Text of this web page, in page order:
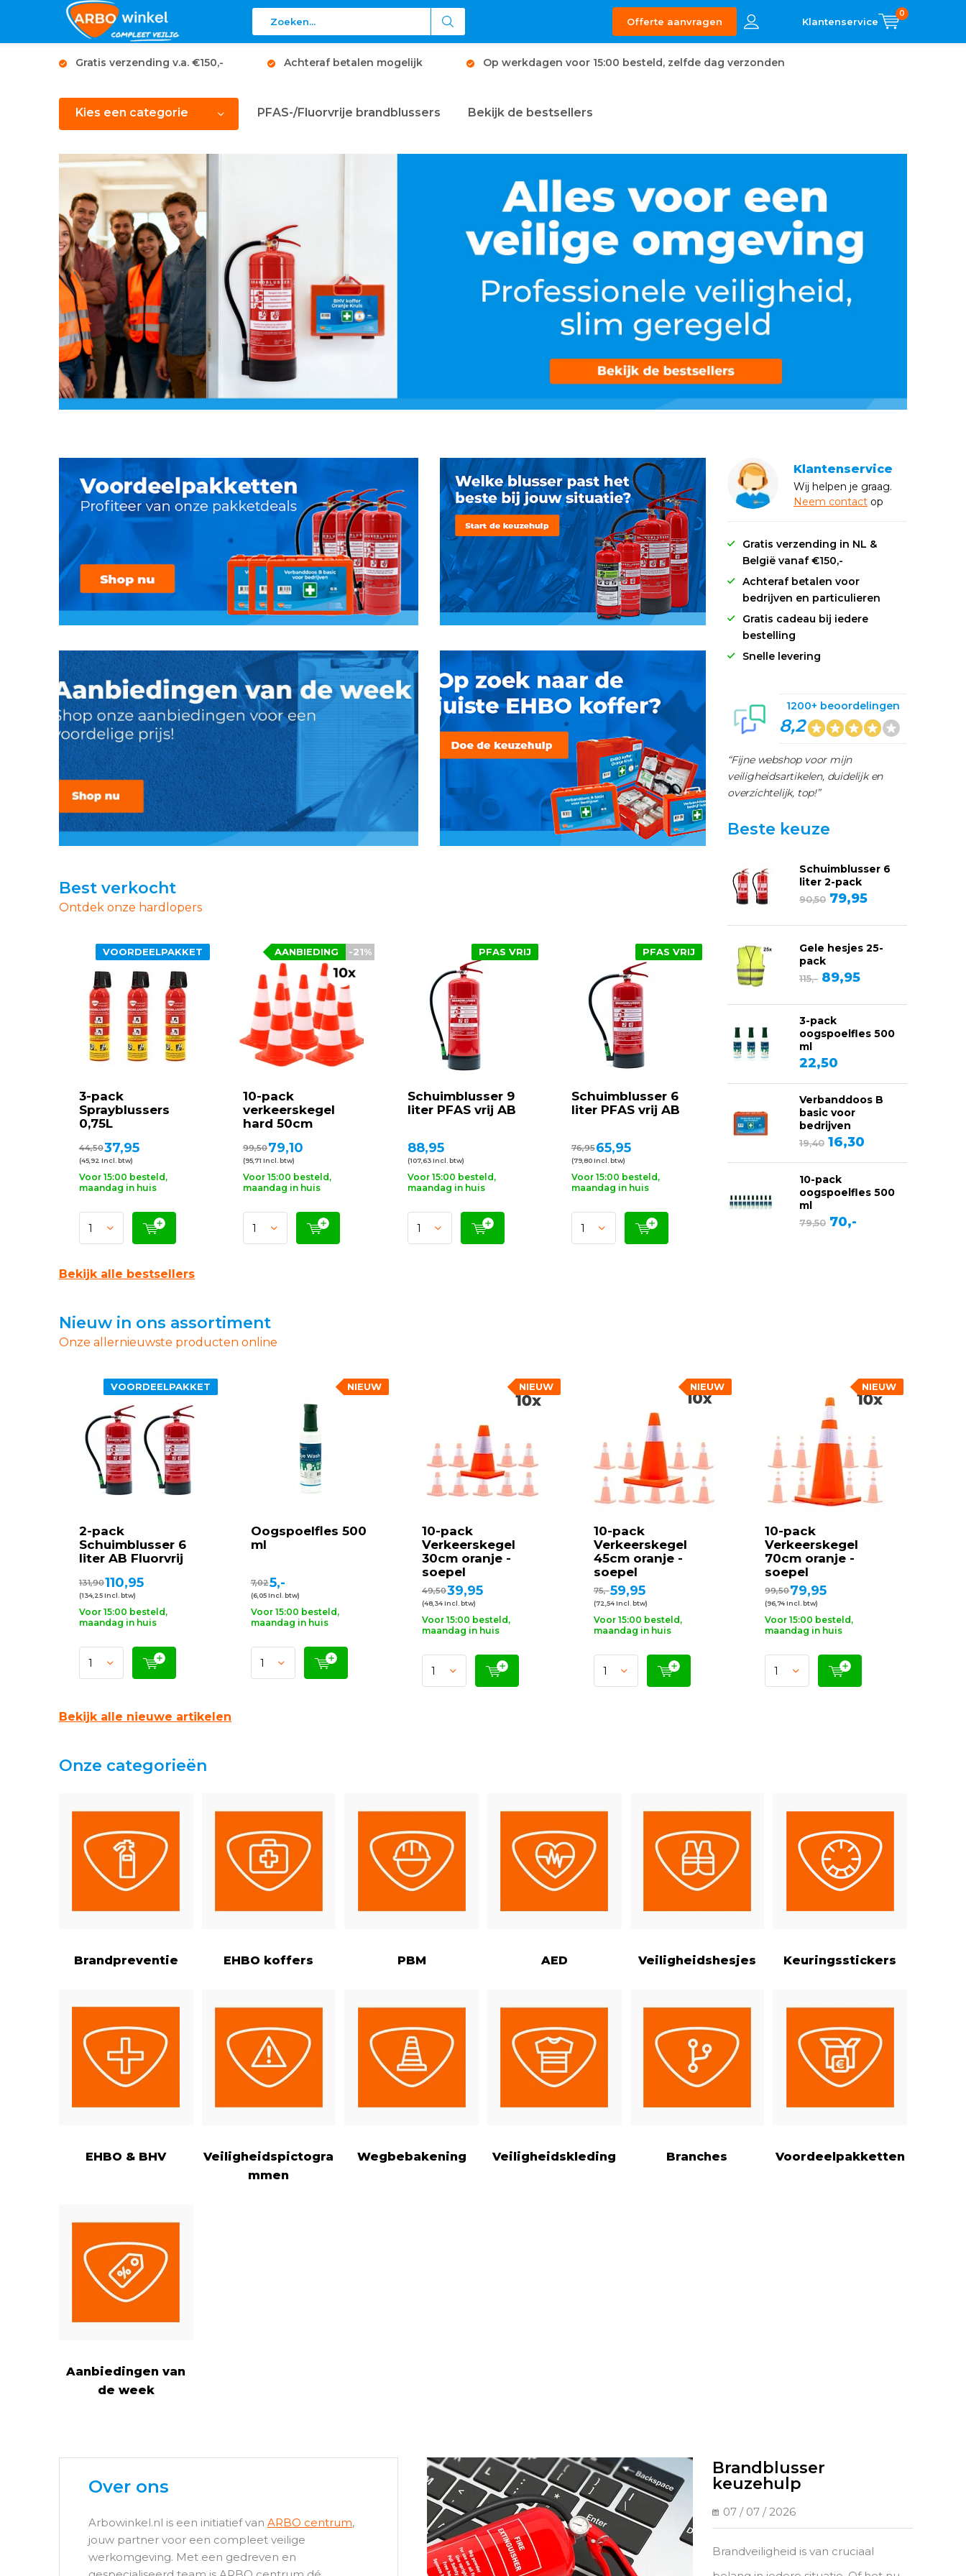
Offerte aanvragen
0
Gratis verzending v.a. €150,- Achteraf betalen mogelijk Op werkdagen voor 15:00 besteld, zelfde dag verzonden
Kies een categorie PFAS-/Fluorvrije brandblussers Bekijk de bestsellers
Best verkocht
Ontdek onze hardlopers
3-pack
Sprayblussers
0,75L
VOORDEELPAKKET
44,5037,95
(45,92 Incl. btw)
Voor 15:00 besteld,
maandag in huis
10-pack
verkeerskegel
hard 50cm
-21%
AANBIEDING
99,5079,10
(95,71 Incl. btw)
Voor 15:00 besteld,
maandag in huis
Schuimblusser 9
liter PFAS vrij AB
PFAS VRIJ
88,95
(107,63 Incl. btw)
Voor 15:00 besteld,
maandag in huis
Schuimblusser 6
liter PFAS vrij AB
PFAS VRIJ
76,9565,95
(79,80 Incl. btw)
Voor 15:00 besteld,
maandag in huis
Bekijk alle bestsellers
Klantenservice
Wij helpen je graag.
Neem contact op
Gratis verzending in NL &
België vanaf €150,-
Achteraf betalen voor
bedrijven en particulieren
Gratis cadeau bij iedere
bestelling
Snelle levering
8,2
1200+ beoordelingen
“Fijne webshop voor mijn
veiligheidsartikelen, duidelijk en
overzichtelijk, top!”
Beste keuze
Schuimblusser 6
liter 2-pack
90,50 79,95
Gele hesjes 25-
pack
115,- 89,95
3-pack
oogspoelfles 500
ml
22,50
Verbanddoos B
basic voor
bedrijven
19,40 16,30
10-pack
oogspoelfles 500
ml
79,50 70,-
Nieuw in ons assortiment
Onze allernieuwste producten online
2-pack
Schuimblusser 6
liter AB Fluorvrij
VOORDEELPAKKET
131,90110,95
(134,25 Incl. btw)
Voor 15:00 besteld,
maandag in huis
Oogspoelfles 500
ml
NIEUW
7,025,-
(6,05 Incl. btw)
Voor 15:00 besteld,
maandag in huis
10-pack
Verkeerskegel
30cm oranje -
soepel
NIEUW
49,5039,95
(48,34 Incl. btw)
Voor 15:00 besteld,
maandag in huis
10-pack
Verkeerskegel
45cm oranje -
soepel
NIEUW
75,-59,95
(72,54 Incl. btw)
Voor 15:00 besteld,
maandag in huis
10-pack
Verkeerskegel
70cm oranje -
soepel
NIEUW
99,5079,95
(96,74 Incl. btw)
Voor 15:00 besteld,
maandag in huis
Bekijk alle nieuwe artikelen
Onze categorieën
Brandpreventie EHBO koffers PBM AED Veiligheidshesjes Keuringsstickers
EHBO & BHV
Veiligheidspictogra
mmen
Wegbebakening Veiligheidskleding Branches Voordeelpakketten
Aanbiedingen van
de week
Over ons
Arbowinkel.nl is een initiatief van ARBO centrum,
jouw partner voor een compleet veilige
werkomgeving. Met een gedreven en
Brandblusser
keuzehulp
07 / 07 / 2026
Brandveiligheid is van cruciaal